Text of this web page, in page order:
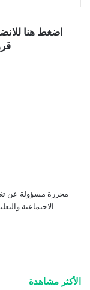
اضغط هنا
محررة مسؤولة عن
الاجتماعية
الأكثر مشاهدة